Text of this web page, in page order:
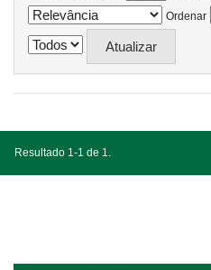
Ordenar
Resultado 1-1 de 1.